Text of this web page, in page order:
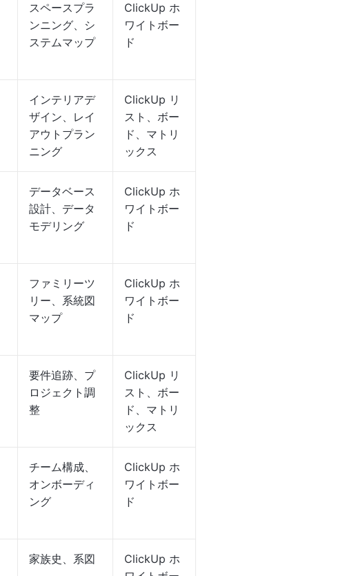
スペースプラ
ンニング、シ
ステムマップ
ClickUp ホ
ワイトボー
ド
インテリアデ
ザイン、レイ
アウトプラン
ニング
ClickUp リ
スト、ボー
ド、マトリ
ックス
データベース
設計、データ
モデリング
ClickUp ホ
ワイトボー
ド
ファミリーツ
リー、系統図
マップ
ClickUp ホ
ワイトボー
ド
要件追跡、プ
ロジェクト調
整
ClickUp リ
スト、ボー
ド、マトリ
ックス
チーム構成、
オンボーディ
ング
ClickUp ホ
ワイトボー
ド
家族史、系図
ClickUp ホ